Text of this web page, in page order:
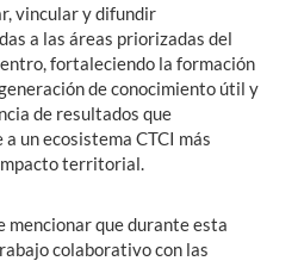
vincular y difundir
a las áreas priorizadas del
fortaleciendo la formación
de conocimiento útil y
de resultados que
un ecosistema CTCI más
territorial.
mencionar que durante esta
colaborativo con las